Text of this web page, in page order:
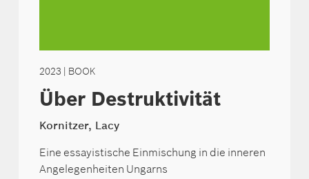
2023 | BOOK
Über Destruktivität
Kornitzer, Lacy
Eine essayistische Einmischung in die inneren
Angelegenheiten Ungarns